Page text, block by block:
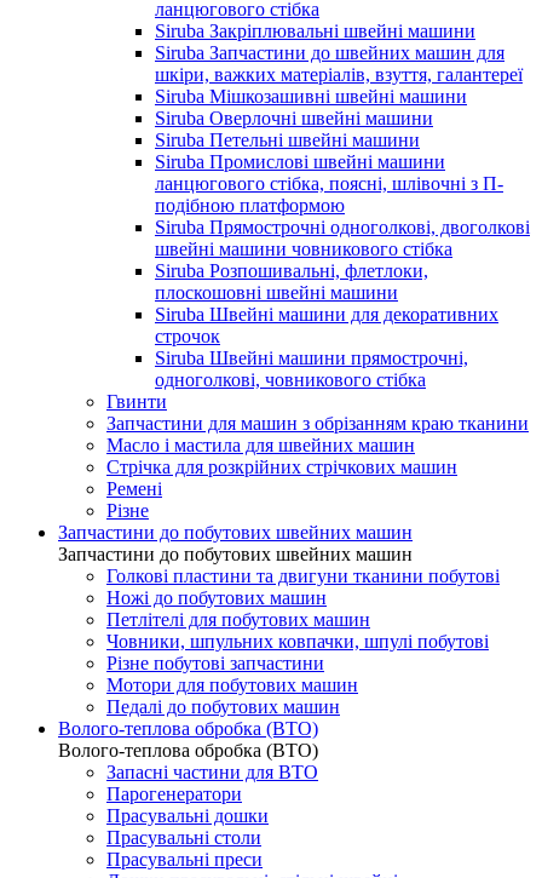
ланцюгового стібка
Siruba Закріплювальні швейні машини
Siruba Запчастини до швейних машин для
шкіри, важких матеріалів, взуття, галантереї
Siruba Мішкозашивні швейні машини
Siruba Оверлочні швейні машини
Siruba Петельні швейні машини
Siruba Промислові швейні машини
ланцюгового стібка, поясні, шлівочні з П-
подібною платформою
Siruba Прямострочні одноголкові, двоголкові
швейні машини човникового стібка
Siruba Розпошивальні, флетлоки,
плоскошовні швейні машини
Siruba Швейні машини для декоративних
строчок
Siruba Швейні машини прямострочні,
одноголкові, човникового стібка
Гвинти
Запчастини для машин з обрізанням краю тканини
Масло і мастила для швейних машин
Стрічка для розкрійних стрічкових машин
Ремені
Різне
Запчастини до побутових швейних машин
Запчастини до побутових швейних машин
Голкові пластини та двигуни тканини побутові
Ножі до побутових машин
Петлітелі для побутових машин
Човники, шпульних ковпачки, шпулі побутові
Різне побутові запчастини
Мотори для побутових машин
Педалі до побутових машин
Волого-теплова обробка (ВТО)
Волого-теплова обробка (ВТО)
Запасні частини для ВТО
Парогенератори
Прасувальні дошки
Прасувальні столи
Прасувальні преси